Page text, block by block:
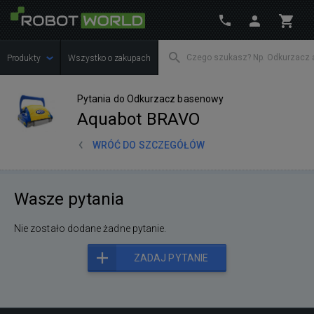
Produkty Wszystko o zakupach
Pytania do Odkurzacz basenowy
Aquabot BRAVO
WRÓĆ DO SZCZEGÓŁÓW
Wasze pytania
Nie zostało dodane żadne pytanie.
ZADAJ PYTANIE